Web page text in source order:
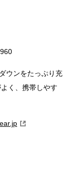
ウンをたっぷり充
く、携帯しやす